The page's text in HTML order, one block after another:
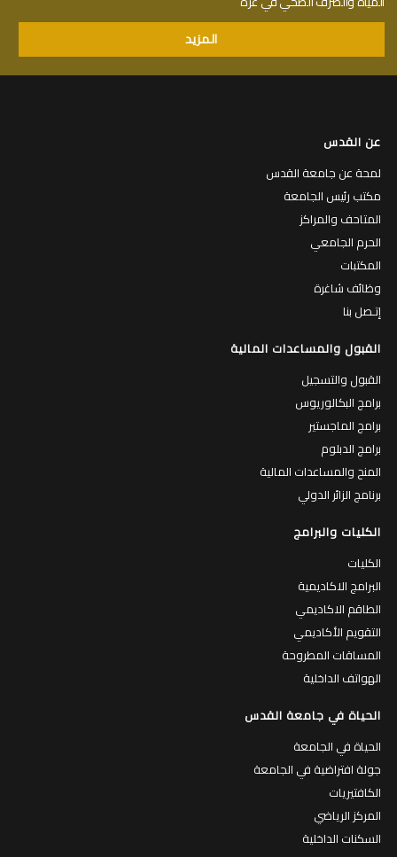
المزيد
عن القدس
لمحة عن جامعة القدس
مكتب رئيس الجامعة
المتاحف والمراكز
الحرم الجامعي
المكتبات
وظائف شاغرة
إتـصل بنا
القبول والمساعدات المالية
القبول والتسجيل
برامج البكالوريوس
برامج الماجستير
برامج الدبلوم
المنح والمساعدات المالية
برنامج الزائر الدولي
الكليات والبرامج
الكليات
البرامج الاكاديمية
الطاقم الاكاديمي
التقويم الأكاديمي
المساقات المطروحة
الهواتف الداخلية
الحياة في جامعة القدس
الحياة في الجامعة
جولة افتراضية في الجامعة
الكافتيريات
المركز الرياضي
السكنات الداخلية